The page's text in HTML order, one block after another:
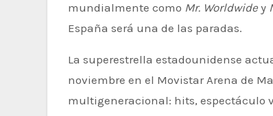
mundialmente como Mr. Worldwide y
España será una de las paradas.
La superestrella estadounidense
noviembre en el Movistar Arena de
multigeneracional: hits, espectáculo